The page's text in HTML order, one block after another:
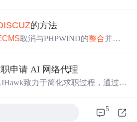
整合 UC连接不上
CUZ的方法
取消与PHPWIND的整合并成
申请 AI 网络代理
致力于简化求职过程，通过自
5